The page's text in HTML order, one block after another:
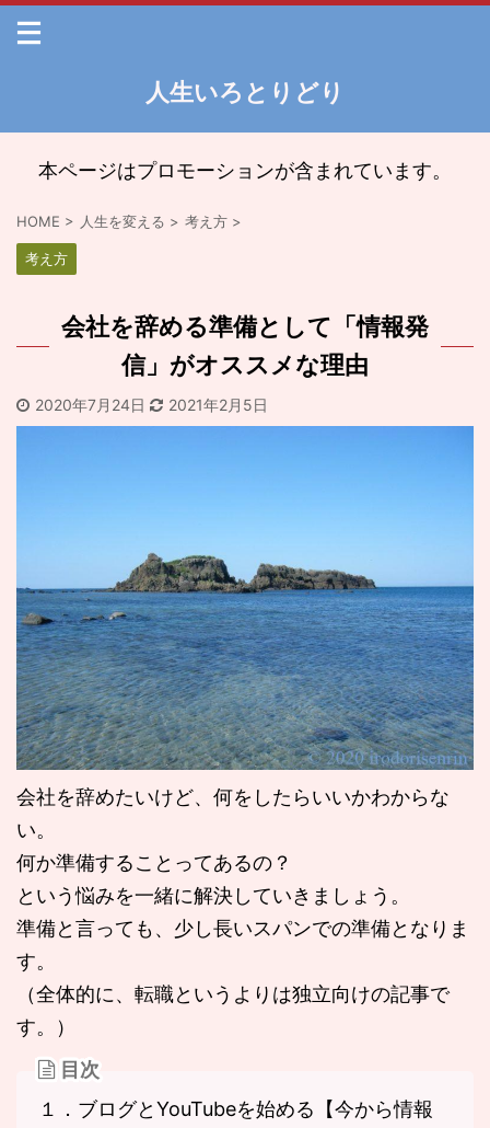
人生いろとりどり
本ページはプロモーションが含まれています。
HOME > 人生を変える > 考え方 >
考え方
会社を辞める準備として「情報発
信」がオススメな理由
2020年7月24日 2021年2月5日
会社を辞めたいけど、何をしたらいいかわからな
い。
何か準備することってあるの？
という悩みを一緒に解決していきましょう。
準備と言っても、少し長いスパンでの準備となりま
す。
（全体的に、転職というよりは独立向けの記事で
す。）
目次
１．ブログとYouTubeを始める【今から情報